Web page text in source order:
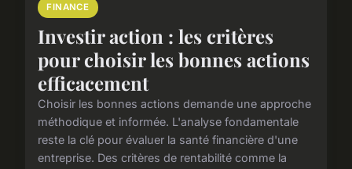
FINANCE
Investir action : les critères
pour choisir les bonnes actions
efficacement
Choisir les bonnes actions demande une approche
méthodique et informée. L'analyse fondamentale
reste la clé pour évaluer la santé financière d'une
entreprise. Des critères de rentabilité comme la